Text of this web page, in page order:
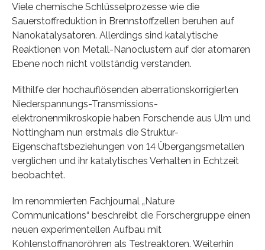
Viele chemische Schlüsselprozesse wie die
Sauerstoffreduktion in Brennstoffzellen beruhen auf
Nanokatalysatoren. Allerdings sind katalytische
Reaktionen von Metall-Nanoclustern auf der atomaren
Ebene noch nicht vollständig verstanden.
Mithilfe der hochauflösenden aberrationskorrigierten
Niederspannungs-Transmissions-
elektronenmikroskopie haben Forschende aus Ulm und
Nottingham nun erstmals die Struktur-
Eigenschaftsbeziehungen von 14 Übergangsmetallen
verglichen und ihr katalytisches Verhalten in Echtzeit
beobachtet.
Im renommierten Fachjournal „Nature
Communications“ beschreibt die Forschergruppe einen
neuen experimentellen Aufbau mit
Kohlenstoffnanoröhren als Testreaktoren. Weiterhin